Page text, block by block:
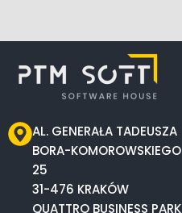
AL. GENERAŁA TADEUSZA
BORA-KOMOROWSKIEGO
25
31-476 KRAKÓW
QUATTRO BUSINESS PARK